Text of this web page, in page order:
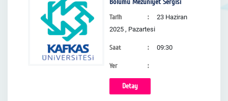
Bölümü Mezuniyet Sergisi
Tarih
23 Haziran
2025 , Pazartesi
Saat 09:30
Yer
Detay